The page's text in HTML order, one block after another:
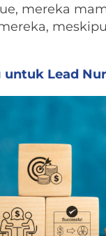
mereka
untuk Lead